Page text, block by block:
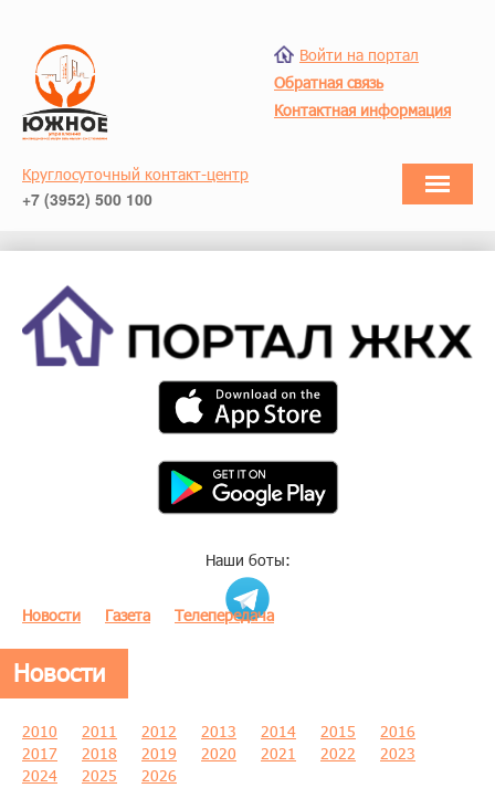
Войти на портал
Обратная связь
Контактная информация
Круглосуточный контакт-центр
+7 (3952) 500 100
Наши боты:
Новости Газета Телепередача
Новости
2010 2011 2012 2013 2014 2015
2016
2017
2018 2019 2020 2021 2022
2023
2024
2025 2026